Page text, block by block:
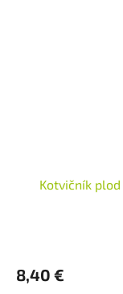
Kotvičník
8,40 €